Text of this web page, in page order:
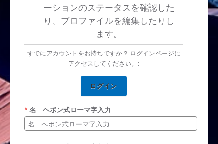
ーションのステータスを確認した
り、プロファイルを編集したりし
ます。
すでにアカウントをお持ちですか？ ログインページに
アクセスしてください。:
ログイン
名 ヘボン式ローマ字入力